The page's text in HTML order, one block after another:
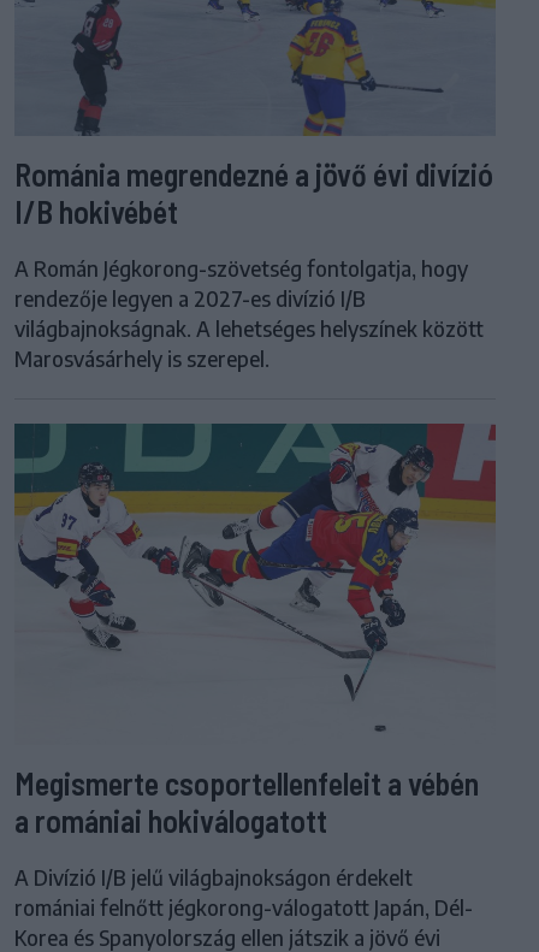
Románia megrendezné a jövő évi divízió
I/B hokivébét
A Román Jégkorong-szövetség fontolgatja, hogy
rendezője legyen a 2027-es divízió I/B
világbajnokságnak. A lehetséges helyszínek között
Marosvásárhely is szerepel.
Megismerte csoportellenfeleit a vébén
a romániai hokiválogatott
A Divízió I/B jelű világbajnokságon érdekelt
romániai felnőtt jégkorong-válogatott Japán, Dél-
Korea és Spanyolország ellen játszik a jövő évi